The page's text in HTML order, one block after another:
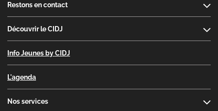
Restons en contact
Découvrir le CIDJ
Info Jeunes by CIDJ
L'agenda
Nos services